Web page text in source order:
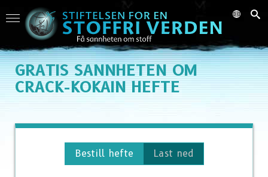
GRATISSANNHETEN OM
CRACK-KOKAIN HEFTE
Bestill hefte Last ned